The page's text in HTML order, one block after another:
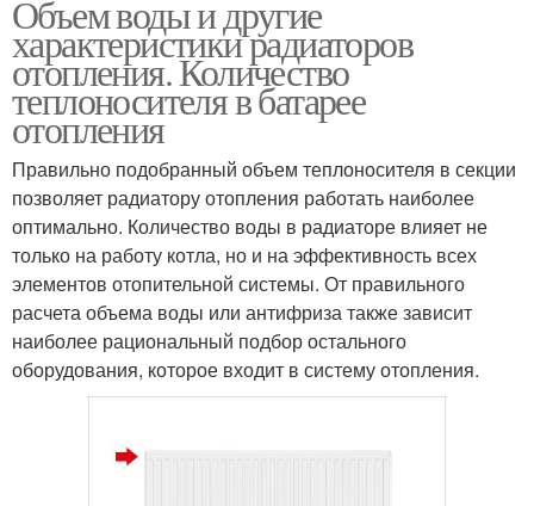
Объем воды и другие
характеристики радиаторов
отопления. Количество
теплоносителя в батарее
отопления
Правильно подобранный объем теплоносителя в секции
позволяет радиатору отопления работать наиболее
оптимально. Количество воды в радиаторе влияет не
только на работу котла, но и на эффективность всех
элементов отопительной системы. От правильного
расчета объема воды или антифриза также зависит
наиболее рациональный подбор остального
оборудования, которое входит в систему отопления.